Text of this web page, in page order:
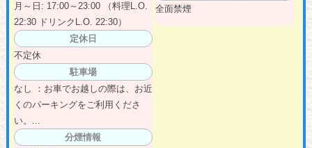
月～日: 17:00～23:00 （料理L.O.
22:30 ドリンクL.O. 22:30）
定休日
不定休
駐車場
なし ：お車でお越しの際は、お近
くのパーキングをご利用くださ
い。...
分煙情報
全面禁煙